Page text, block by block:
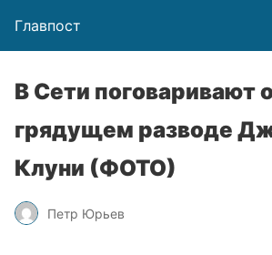
Главпост
В Сети поговаривают
грядущем разводе
Клуни (ФОТО)
Петр Юрьев